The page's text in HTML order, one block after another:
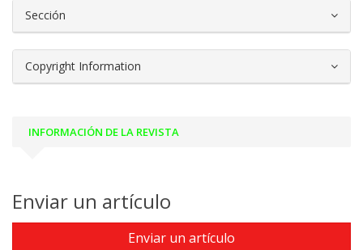
Sección
Copyright Information
INFORMACIÓN DE LA REVISTA
Enviar un artículo
Enviar un artículo